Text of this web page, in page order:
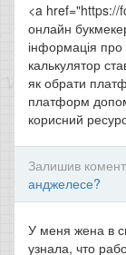
<a href="https://
онлайн
інформація про
калькулятор
як обрати
платформ
корисний
Залишив
анджелесе?
У меня жена в
узнала, что